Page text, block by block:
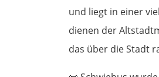
und liegt in einer
dienen der
das über die Stadt